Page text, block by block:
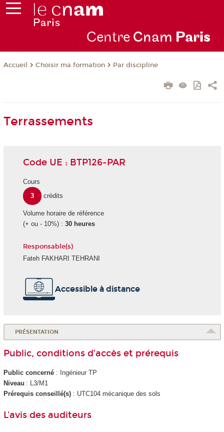
Centre Cnam Paris
Accueil Choisir ma formation Par discipline
Terrassements
Code UE : BTP126-PAR
Cours
3
crédits
Volume horaire de référence
(+ ou - 10%) : 30 heures
Responsable(s)
Fateh FAKHARI TEHRANI
Accessible à distance
PRÉSENTATION
Public, conditions d’accès et prérequis
Public concerné: Ingénieur TP
Niveau : L3/M1
Prérequis conseillé(s): UTC104 mécanique des sols
L'avis des auditeurs